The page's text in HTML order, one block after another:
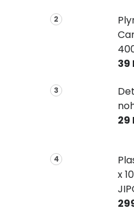
39
29
x